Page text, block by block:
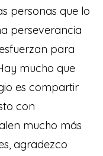
personas que lo
perseverancia
para
mucho que
es compartir
con
mucho más
agradezco